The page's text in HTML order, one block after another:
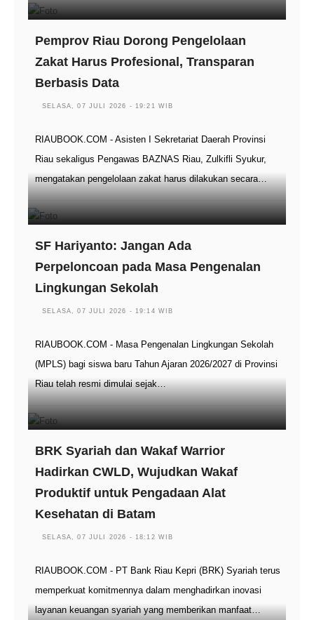
Pemprov Riau Dorong Pengelolaan
Zakat Harus Profesional, Transparan
Berbasis Data
SELASA, 07 JULI 2026 - 19:21 WIB
RIAUBOOK.COM - Asisten I Sekretariat Daerah Provinsi
Riau sekaligus Pengawas BAZNAS Riau, Zulkifli Syukur,
mengatakan pengelolaan zakat harus dilakukan secara…
SF Hariyanto: Jangan Ada
Perpeloncoan pada Masa Pengenalan
Lingkungan Sekolah
SELASA, 07 JULI 2026 - 19:14 WIB
RIAUBOOK.COM - Masa Pengenalan Lingkungan Sekolah
(MPLS) bagi siswa baru Tahun Ajaran 2026/2027 di Provinsi
Riau telah resmi dimulai sejak…
BRK Syariah dan Wakaf Warrior
Hadirkan CWLD, Wujudkan Wakaf
Produktif untuk Pengadaan Alat
Kesehatan di Batam
SELASA, 07 JULI 2026 - 18:12 WIB
RIAUBOOK.COM - PT Bank Riau Kepri (BRK) Syariah terus
memperkuat komitmennya dalam menghadirkan inovasi
layanan keuangan syariah yang memberikan manfaat…